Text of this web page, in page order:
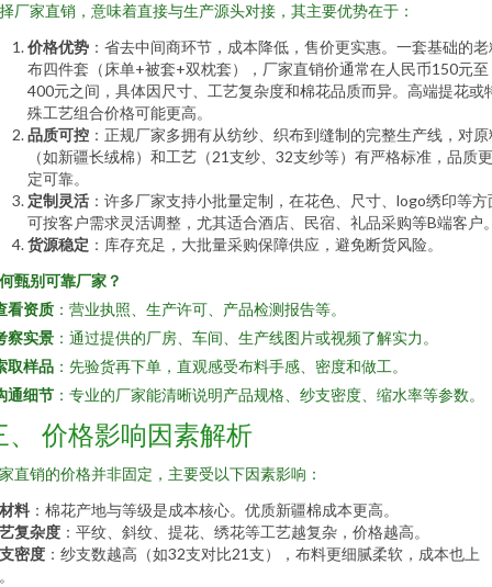
厂家直销，意味着直接与生产源头对接，其主要优势在于：
价格优势 ：省去中间商环节，成本降低，售价更实惠。一套基础的老
布四件套（床单+被套+双枕套），厂家直销价通常在人民币150元至
400元之间，具体因尺寸、工艺复杂度和棉花品质而异。高端提花或
殊工艺组合价格可能更高。
品质可控 ：正规厂家多拥有从纺纱、织布到缝制的完整生产线，对原
（如新疆长绒棉）和工艺（21支纱、32支纱等）有严格标准，品质
定可靠。
定制灵活 ：许多厂家支持小批量定制，在花色、尺寸、logo绣印等方
可按客户需求灵活调整，尤其适合酒店、民宿、礼品采购等B端客户
货源稳定 ：库存充足，大批量采购保障供应，避免断货风险。
甄别可靠厂家？
看资质 ：营业执照、生产许可、产品检测报告等。
察实景 ：通过提供的厂房、车间、生产线图片或视频了解实力。
取样品 ：先验货再下单，直观感受布料手感、密度和做工。
通细节 ：专业的厂家能清晰说明产品规格、纱支密度、缩水率等参数。
、 价格影响因素解析
直销的价格并非固定，主要受以下因素影响：
料 ：棉花产地与等级是成本核心。优质新疆棉成本更高。
复杂度 ：平纹、斜纹、提花、绣花等工艺越复杂，价格越高。
密度 ：纱支数越高（如32支对比21支），布料更细腻柔软，成本也上